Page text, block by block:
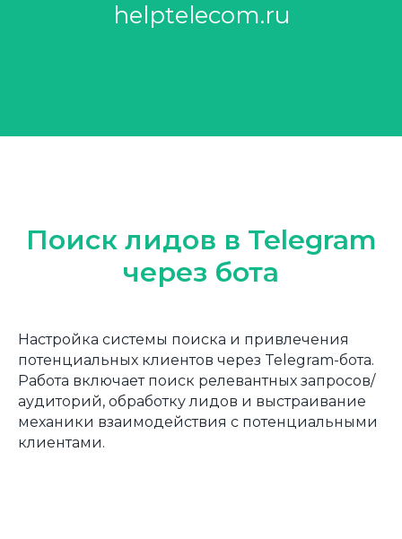
helptelecom.ru
Поиск лидов в Telegram
через бота
Настройка системы поиска и привлечения
потенциальных клиентов через Telegram-бота.
Работа включает поиск релевантных запросов/
аудиторий, обработку лидов и выстраивание
механики взаимодействия с потенциальными
клиентами.